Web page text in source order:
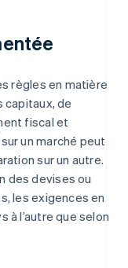
règles en matière
capitaux, de
fiscal et
un marché peut
sur un autre.
des devises ou
les exigences en
à l’autre que selon